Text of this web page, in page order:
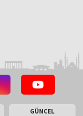
GÜNCEL